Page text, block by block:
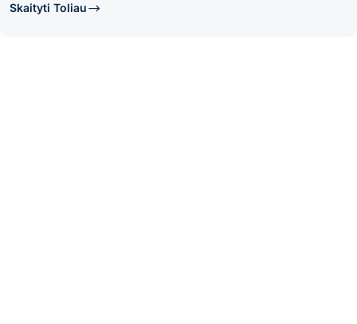
Skaityti Toliau